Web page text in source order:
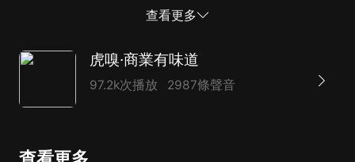
同比增長超 2.6 倍，平均復購率 32%。 這組亮眼數據看
外鏈，到 2025 年將“市集”推上首頁一級入口，再到喊出
“好貨是入場券，NPL 是通行證”的口號，小紅書電商在凹
查看更多
虎嗅·商業有味道
97.2k次播放 2987條聲音